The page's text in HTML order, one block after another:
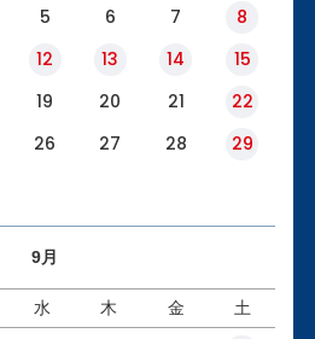
5 6 7
8
12 13 14
15
19 20 21
22
26 27 28
29
9月
水 木 金 土